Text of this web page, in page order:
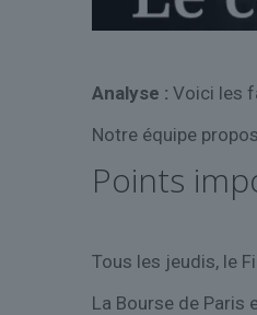
Analyse : Voici les
Notre équipe
Points
Tous les jeudis, le
La Bourse de